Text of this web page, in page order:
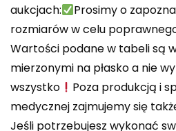
aukcjach:
Prosimy o
rozmiarów w celu
Wartości podane w tabeli są
mierzonymi na płasko a nie
wszystko
Poza produkcją i
medycznej zajmujemy się
Jeśli potrzebujesz wykonać